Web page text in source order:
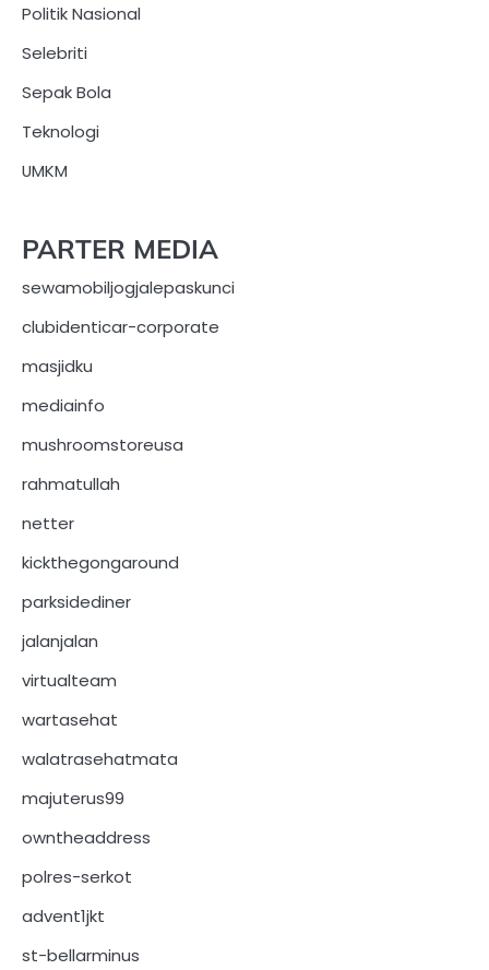
Politik Nasional
Selebriti
Sepak Bola
Teknologi
UMKM
PARTER MEDIA
sewamobiljogjalepaskunci
clubidenticar-corporate
masjidku
mediainfo
mushroomstoreusa
rahmatullah
netter
kickthegongaround
parksidediner
jalanjalan
virtualteam
wartasehat
walatrasehatmata
majuterus99
owntheaddress
polres-serkot
advent1jkt
st-bellarminus